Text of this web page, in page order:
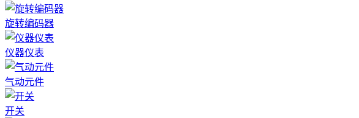
旋转编码器
仪器仪表
气动元件
开关